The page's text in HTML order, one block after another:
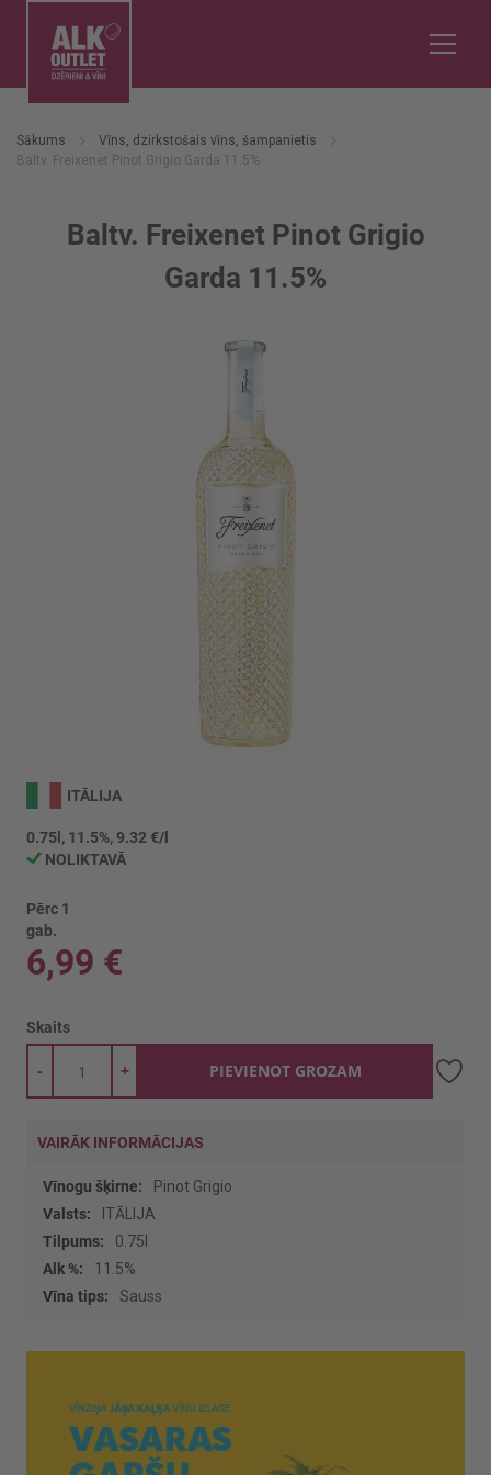
Sākums
Vīns, dzirkstošais vīns, šampanietis
Baltv. Freixenet Pinot Grigio Garda 11.5%
Baltv. Freixenet Pinot Grigio
Garda 11.5%
galerijas
sākumu
ITĀLIJA
0.75l, 11.5%, 9.32 €/l
NOLIKTAVĀ
Pērc 1
gab.
6,99 €
Skaits
+
- PIEVIENOT GROZAM
VAIRĀK INFORMĀCIJAS
Vairāk
informācijas
Pinot Grigio
ITĀLIJA
0.75l
11.5%
Sauss